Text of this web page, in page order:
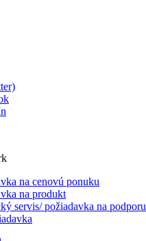
na cenovú ponuku
na produkt
servis/ požiadavka na podporu